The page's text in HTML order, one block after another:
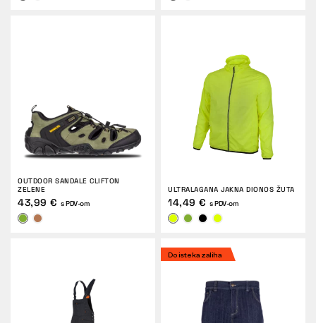
OUTDOOR SANDALE CLIFTON
ZELENE
43,99 € s PDV-om
ULTRALAGANA JAKNA DIONOS ŽUTA
14,49 € s PDV-om
Do isteka zaliha